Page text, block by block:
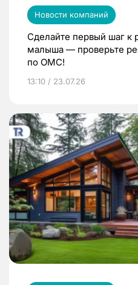
Новости компаний
Сделайте первый шаг к
малыша — проверьте
по ОМС!
13:10 / 23.07.26